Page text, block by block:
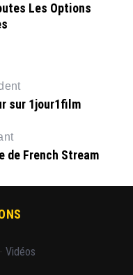
Les Options
sur 1jour1film
de French Stream
Vidéos